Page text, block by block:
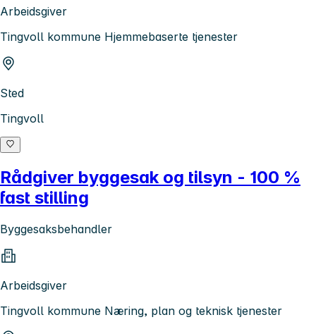
Arbeidsgiver
Tingvoll kommune Hjemmebaserte tjenester
Sted
Tingvoll
Rådgiver byggesak og tilsyn - 100 %
fast stilling
Byggesaksbehandler
Arbeidsgiver
Tingvoll kommune Næring, plan og teknisk tjenester